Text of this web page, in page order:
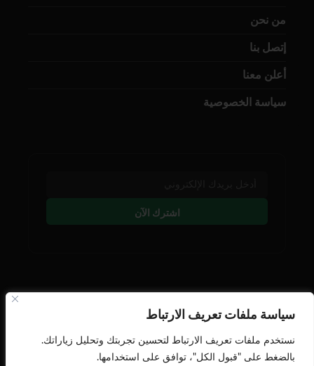
سياسة ملفات تعريف الارتباط
نستخدم ملفات تعريف الارتباط لتحسين تجربتك وتحليل زياراتك.
بالضغط على "قبول الكل"، توافق على استخدامها.
من نحن
إتصل بنا
أعلن معنا
سياسة الخصوصية
اشترك الآن